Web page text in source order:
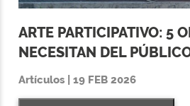
ARTE PARTICIPATIVO: 5
NECESITAN DEL
Artículos | 19 FEB 2026